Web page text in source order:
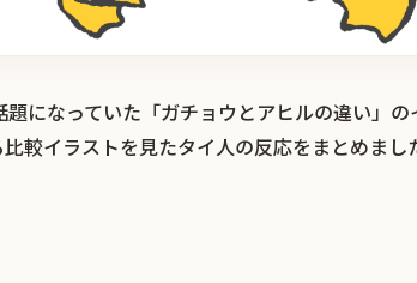
になっていた「ガチョウとアヒルの違い」
較イラストを見たタイ人の反応をまとめまし